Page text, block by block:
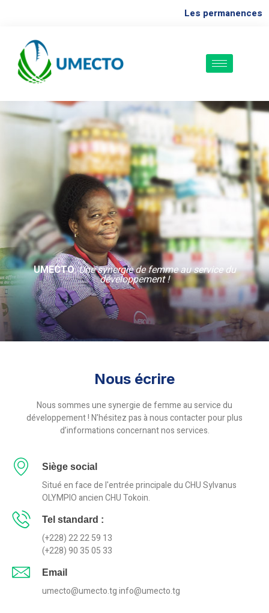
Les permanences
UMECTO,Une synergie de femme au service du
développement !
Nous écrire
Nous sommes une synergie de femme au service du
développement ! N’hésitez pas à nous contacter pour plus
d’informations concernant nos services.
Siège social
Situé en face de l'entrée principale du CHU Sylvanus
OLYMPIO ancien CHU Tokoin.
Tel standard :
(+228) 22 22 59 13
(+228) 90 35 05 33
Email
umecto@umecto.tg info@umecto.tg